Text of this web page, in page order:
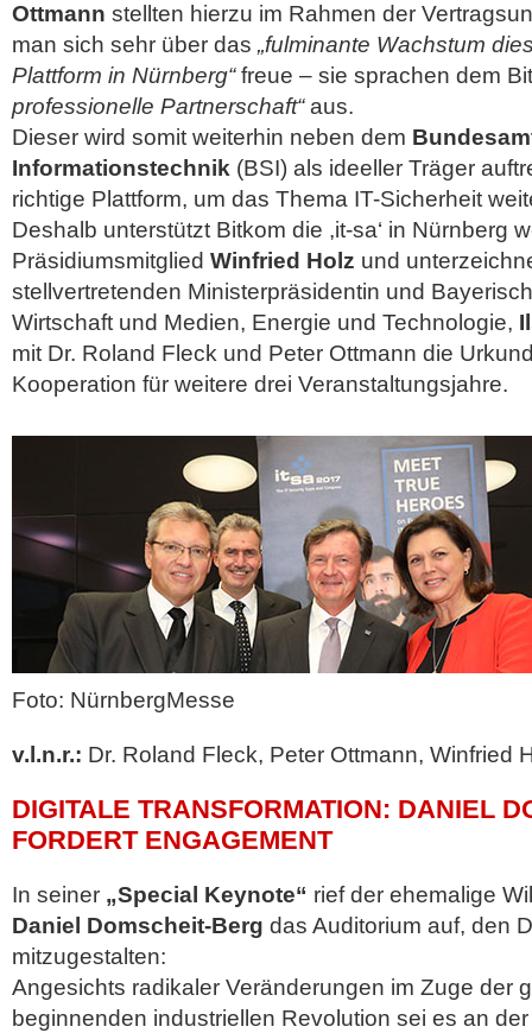
Ottmann stellten hierzu im Rahmen der
man sich sehr über das „fulminante Wachstum
Plattform in Nürnberg“freue – sie sprachen dem
professionelle Partnerschaft“aus.
Dieser wird somit weiterhin neben dem
Informationstechnik (BSI) als ideeller Träger
richtige Plattform, um das Thema IT-Sicherheit
Deshalb unterstützt Bitkom die ,it-sa‘ in Nürnberg
Präsidiumsmitglied Winfried Holz und
stellvertretenden Ministerpräsidentin und
Wirtschaft und Medien, Energie und Technologie,
mit Dr. Roland Fleck und Peter Ottmann die
Kooperation für weitere drei Veranstaltungsjahre.
Foto: NürnbergMesse
v.l.n.r.: Dr. Roland Fleck, Peter Ottmann, Winfried
DIGITALE TRANSFORMATION: DANIEL
FORDERT ENGAGEMENT
In seiner „Special Keynote“ rief der ehemalige
Daniel Domscheit-Berg das Auditorium auf, den
mitzugestalten:
Angesichts radikaler Veränderungen im Zuge der
beginnenden industriellen Revolution sei es an